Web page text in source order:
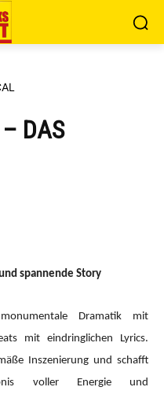
DAS
spannende Story
Dramatik mit
mit eindringlichen Lyrics.
Inszenierung und schafft
voller Energie und